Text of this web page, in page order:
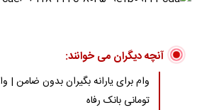
آنچه دیگران می خوانند:
تومانی بانک رفاه